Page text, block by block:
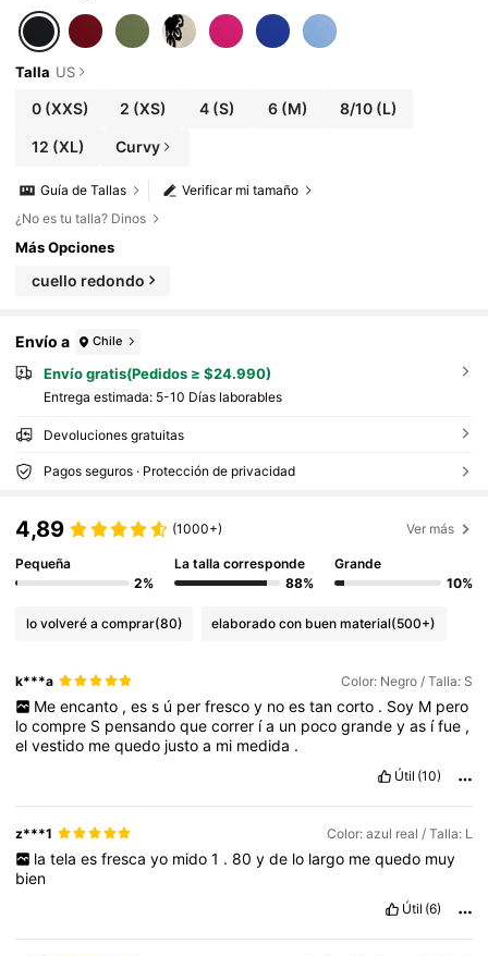
Talla US
0(XXS) 2 (XS) 4 (S) 6 (M) 8/10 (L)
12 (XL) Curvy
Verificar mi tamaño
Guía de Tallas
¿No es tu talla? Dinos
Más Opciones
cuello redondo
Envío a Chile
Envío gratis(Pedidos ≥ $24.990)
Entrega estimada: 5-10 Días laborables
Devoluciones gratuitas
Pagos seguros · Protección de privacidad
4,89 (1000+) Ver más
Pequeña
2%
La talla corresponde
88%
Grande
10%
lo volveré a comprar(80) elaborado con buen material(500+)
k***a Color: Negro / Talla: S
Me encanto , es s ú per fresco y no es tan corto . Soy M pero
locompre S pensandoquecorrer ía un pocograndeyas ífue ,
elvestido mequedo justoa mi medida .
Útil (10)
z***1 Color: azul real / Talla: L
la tela es fresca yo mido 1 . 80 y de lo largo me quedo muy
bien
Útil (6)